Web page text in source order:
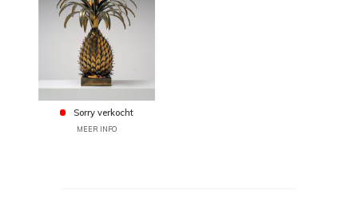
Sorry verkocht
MEER INFO